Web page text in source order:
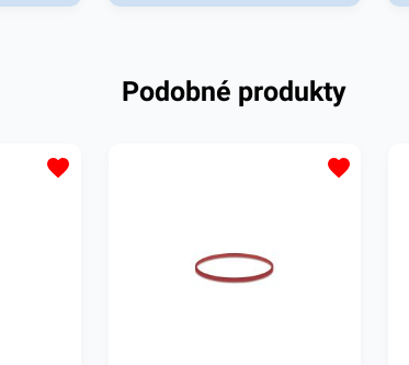
Gumičky sú vhodné do tých
kancelárií, školy, firiem, obchodov a
plagátov, ľahších rúrok, časopisov,
krabičiek ale i malých ľahkých
Podobné produkty